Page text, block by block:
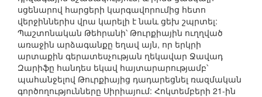
սցենարով հարցերի կարգավորումից հետո
վերջիններիս վրա կարելի է նաև ցեխ շպրտել:
Պաշտոնական Թեհրանի՝ Թուրքիային ուղղված
առաջին արձագանքը եղավ այն, որ երկրի
արտաքին գերատեսչության ղեկավար Ջավադ
Զարիֆը հանդես եկավ հայտարարությամբ՝
պահանջելով Թուրքիայից դադարեցնել ռազմական
գործողությունները Սիրիայում: Հոկտեմբերի 21-ին